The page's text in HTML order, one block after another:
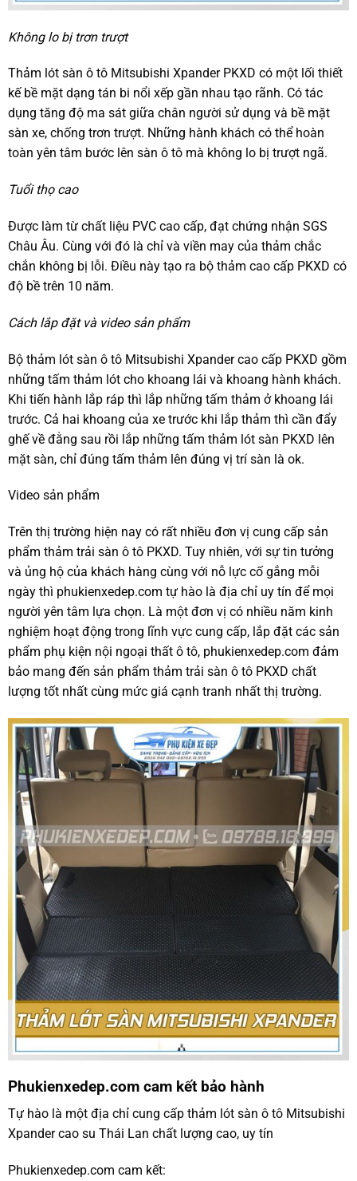
Không lo bị trơn trượt
Thảm lót sàn ô tô Mitsubishi Xpander PKXD có một lối thiết
kế bề mặt dạng tán bi nổi xếp gần nhau tạo rãnh. Có tác
dụng tăng độ ma sát giữa chân người sử dụng và bề mặt
sàn xe, chống trơn trượt. Những hành khách có thể hoàn
toàn yên tâm bước lên sàn ô tô mà không lo bị trượt ngã.
Tuổi thọ cao
Được làm từ chất liệu PVC cao cấp, đạt chứng nhận SGS
Châu Âu. Cùng với đó là chỉ và viền may của thảm chắc
chắn không bị lỗi. Điều này tạo ra bộ thảm cao cấp PKXD có
độ bề trên 10 năm.
Cách lắp đặt và video sản phẩm
Bộ thảm lót sàn ô tô Mitsubishi Xpander cao cấp PKXD gồm
những tấm thảm lót cho khoang lái và khoang hành khách.
Khi tiến hành lắp ráp thì lắp những tấm thảm ở khoang lái
trước. Cả hai khoang của xe trước khi lắp thảm thì cần đẩy
ghế về đằng sau rồi lắp những tấm thảm lót sàn PKXD lên
mặt sàn, chỉ đúng tấm thảm lên đúng vị trí sàn là ok.
Video sản phẩm
Trên thị trường hiện nay có rất nhiều đơn vị cung cấp sản
phẩm thảm trải sàn ô tô PKXD. Tuy nhiên, với sự tin tưởng
và ủng hộ của khách hàng cùng với nỗ lực cố gắng mỗi
ngày thì phukienxedep.com tự hào là địa chỉ uy tín để mọi
người yên tâm lựa chọn. Là một đơn vị có nhiều năm kinh
nghiệm hoạt động trong lĩnh vực cung cấp, lắp đặt các sản
phẩm phụ kiện nội ngoại thất ô tô, phukienxedep.com đảm
bảo mang đến sản phẩm thảm trải sàn ô tô PKXD chất
lượng tốt nhất cùng mức giá cạnh tranh nhất thị trường.
Phukienxedep.com cam kết bảo hành
Tự hào là một địa chỉ cung cấp thảm lót sàn ô tô Mitsubishi
Xpander cao su Thái Lan chất lượng cao, uy tín
Phukienxedep.com cam kết: